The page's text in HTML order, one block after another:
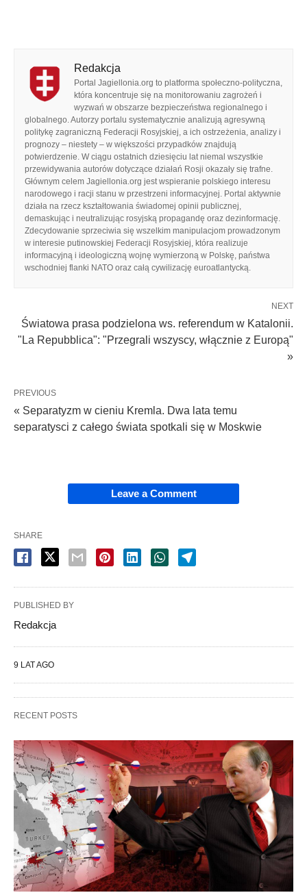
Redakcja
Portal Jagiellonia.org to platforma społeczno-polityczna,
która koncentruje się na monitorowaniu zagrożeń i
wyzwań w obszarze bezpieczeństwa regionalnego i
globalnego. Autorzy portalu systematycznie analizują agresywną
politykę zagraniczną Federacji Rosyjskiej, a ich ostrzeżenia, analizy i
prognozy – niestety – w większości przypadków znajdują
potwierdzenie. W ciągu ostatnich dziesięciu lat niemal wszystkie
przewidywania autorów dotyczące działań Rosji okazały się trafne.
Głównym celem Jagiellonia.org jest wspieranie polskiego interesu
narodowego i racji stanu w przestrzeni informacyjnej. Portal aktywnie
działa na rzecz kształtowania świadomej opinii publicznej,
demaskując i neutralizując rosyjską propagandę oraz dezinformację.
Zdecydowanie sprzeciwia się wszelkim manipulacjom prowadzonym
w interesie putinowskiej Federacji Rosyjskiej, która realizuje
informacyjną i ideologiczną wojnę wymierzoną w Polskę, państwa
wschodniej flanki NATO oraz całą cywilizację euroatlantycką.
NEXT
Światowa prasa podzielona ws. referendum w Katalonii.
"La Repubblica": "Przegrali wszyscy, włącznie z Europą"
»
PREVIOUS
« Separatyzm w cieniu Kremla. Dwa lata temu
separatysci z całego świata spotkali się w Moskwie
Leave a Comment
SHARE
PUBLISHED BY
Redakcja
9 LAT AGO
RECENT POSTS